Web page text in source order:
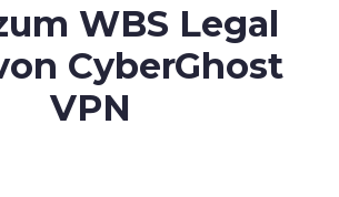
WBS Legal
CyberGhost
VPN